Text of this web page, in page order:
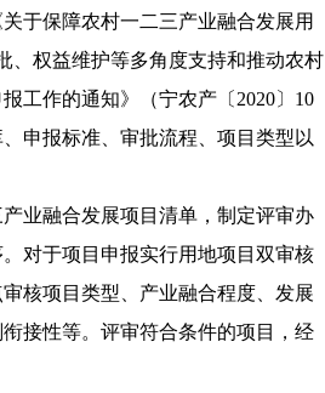
于保障农村一二三产业融合发展用
、权益维护等多角度支持和推动农村
工作的通知》（宁农产〔 2020〕 10
申报标准、审批流程、项目类型以
业融合发展项目清单，制定评审办
对于项目申报实行用地项目双审核
核项目类型、产业融合程度、发展
接性等。评审符合条件的项目，经